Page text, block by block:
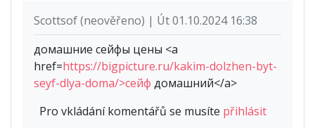
Scottsof (neověřeno) | Út 01.10.2024 16:38
домашние сейфы цены <a
href=https://bigpicture.ru/kakim-dolzhen-byt-
seyf-dlya-doma/>сейф домашний</a>
Pro vkládání komentářů se musíte přihlásit